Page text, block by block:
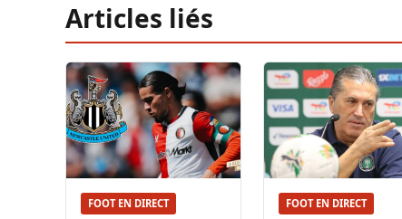
Articles liés
FOOT EN DIRECT FOOT EN DIRECT